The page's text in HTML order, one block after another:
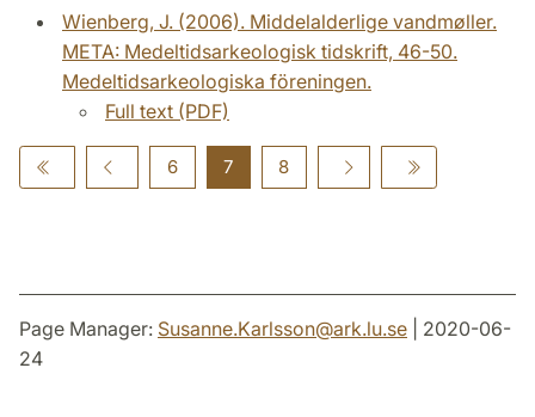
Wienberg, J. (2006). Middelalderlige vandmøller.
META: Medeltidsarkeologisk tidskrift, 46-50.
Medeltidsarkeologiska föreningen.
Full text (PDF)
6 7 8
Page Manager: Susanne.Karlsson@ark.lu.se | 2020-06-
24